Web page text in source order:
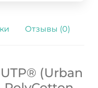
Отзывы (0)
(Urban